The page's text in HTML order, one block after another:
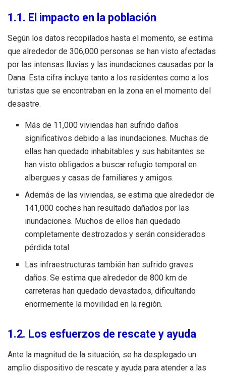
1.1. El impacto en la población
Según los datos recopilados hasta el momento, se estima
que alrededor de 306,000 personas se han visto afectadas
por las intensas lluvias y las inundaciones causadas por la
Dana. Esta cifra incluye tanto a los residentes como a los
turistas que se encontraban en la zona en el momento del
desastre.
Más de 11,000 viviendas han sufrido daños
significativos debido a las inundaciones. Muchas de
ellas han quedado inhabitables y sus habitantes se
han visto obligados a buscar refugio temporal en
albergues y casas de familiares y amigos.
Además de las viviendas, se estima que alrededor de
141,000 coches han resultado dañados por las
inundaciones. Muchos de ellos han quedado
completamente destrozados y serán considerados
pérdida total.
Las infraestructuras también han sufrido graves
daños. Se estima que alrededor de 800 km de
carreteras han quedado devastados, dificultando
enormemente la movilidad en la región.
1.2. Los esfuerzos de rescate y ayuda
Ante la magnitud de la situación, se ha desplegado un
amplio dispositivo de rescate y ayuda para atender a las